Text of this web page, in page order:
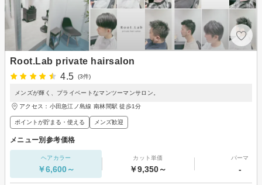
Root.Lab private hairsalon
4.5
(3件)
メンズが輝く、プライベートなマンツーマンサロン。
アクセス：小田急江ノ島線 南林間駅 徒歩1分
ポイントが貯まる・使える メンズ歓迎
メニュー別参考価格
ヘアカラー
￥6,600～
カット単価
￥9,350～
パーマ
-